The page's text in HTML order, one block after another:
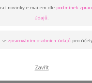
novinky e-mailem dle podmínek
údajů.
se zpracováním osobních údajů pro
Zavřít